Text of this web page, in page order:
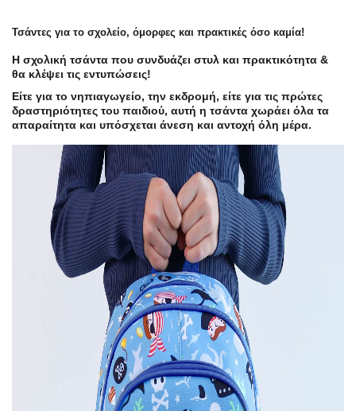
Τσάντες για το σχολείο, όμορφες και πρακτικές όσο καμία!
Η σχολική τσάντα που συνδυάζει στυλ και πρακτικότητα &
θα κλέψει τις εντυπώσεις!
Είτε για το νηπιαγωγείο, την εκδρομή, είτε για τις πρώτες
δραστηριότητες του παιδιού, αυτή η τσάντα χωράει όλα τα
απαραίτητα και υπόσχεται άνεση και αντοχή όλη μέρα.